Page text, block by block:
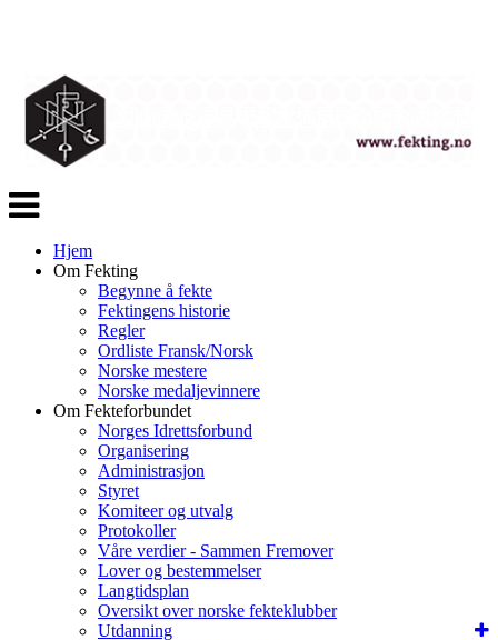
Veksle
navigasjon
Hjem
Om Fekting
Begynne å fekte
Fektingens historie
Regler
Ordliste Fransk/Norsk
Norske mestere
Norske medaljevinnere
Om Fekteforbundet
Norges Idrettsforbund
Organisering
Administrasjon
Styret
Komiteer og utvalg
Protokoller
Våre verdier - Sammen Fremover
Lover og bestemmelser
Langtidsplan
Oversikt over norske fekteklubber
Utdanning